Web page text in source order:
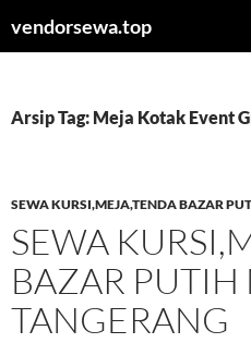
kevendorsewa.top
Arsip Tag: Meja Kotak Event
SEWA KURSI,MEJA,TENDA BAZAR
SEWA
BAZAR
TANGERANG